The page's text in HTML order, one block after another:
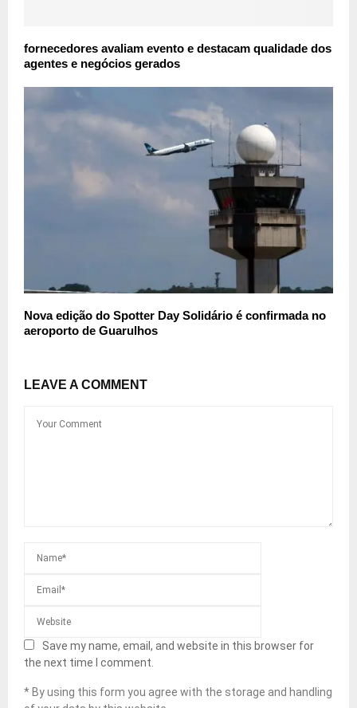
fornecedores avaliam evento e destacam qualidade dos
agentes e negócios gerados
Nova edição do Spotter Day Solidário é confirmada no
aeroporto de Guarulhos
LEAVE A COMMENT
Save my name, email, and website in this browser for
the next time I comment.
* By using this form you agree with the storage and handling